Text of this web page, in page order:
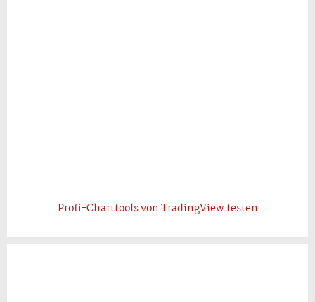
Profi-Charttools von TradingView testen